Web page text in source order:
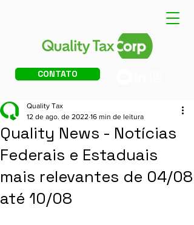
CONTATO
Quality News - Notícias
Federais e Estaduais
mais relevantes de 04/08
até 10/08
Quality Tax
12 de ago. de 2022 16 min de leitura